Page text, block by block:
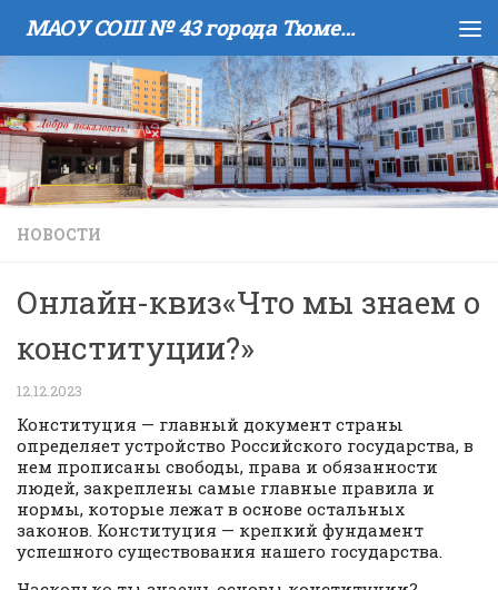
Skip to content МАОУ COШ № 43 города Тюмени имени В.И. Муравленко
НОВОСТИ
Онлайн-квиз«Что мы знаем о
конституции?»
12.12.2023
Конституция — главный документ страны
определяет устройство Российского государства, в
нем прописаны свободы, права и обязанности
людей, закреплены самые главные правила и
нормы, которые лежат в основе остальных
законов. Конституция — крепкий фундамент
успешного существования нашего государства.